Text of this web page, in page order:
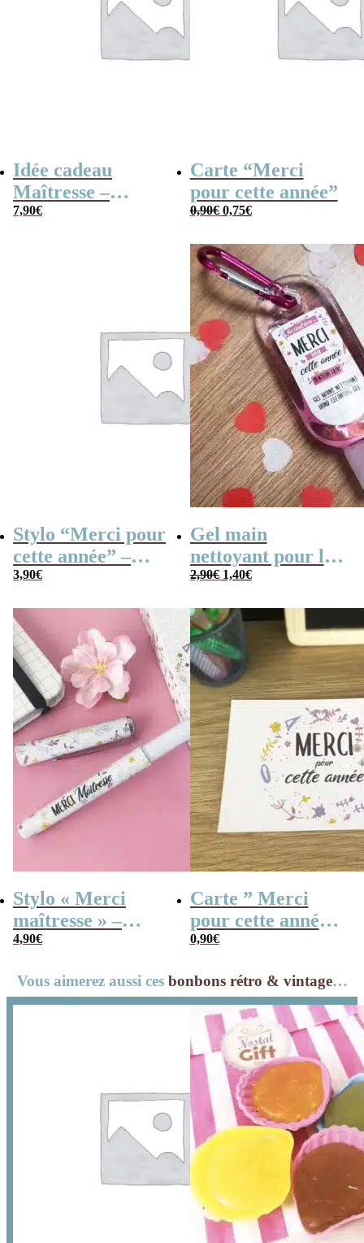
Idée cadeau
Maîtresse –
Cahier de
7,90€
Carte “Merci
pour cette année”
0,90€ Le
prix
0,90€.
0,75€Le
prix
0,75€.
Stylo “Merci pour
cette année” –
Cadeau maîtresse
3,90€
Gel main
nettoyant pour les
mains – Idée
Nounou, Atsem
2,90€ Le
prix
2,90€.
1,40€Le
prix
1,40€.
Stylo « Merci
maîtresse » –
Cadeau maîtresse
florale
4,90€
Carte ” Merci
pour cette année ”
– Collection
0,90€
Vous aimerez aussi ces bonbons rétro & vintage…